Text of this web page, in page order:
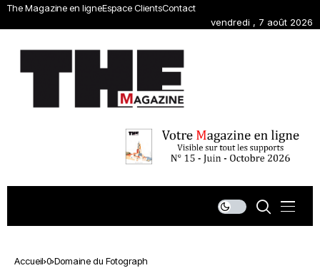
The Magazine en ligneEspace ClientsContact
vendredi , 7 août 2026
Accueil 0 Domaine du Fotograph